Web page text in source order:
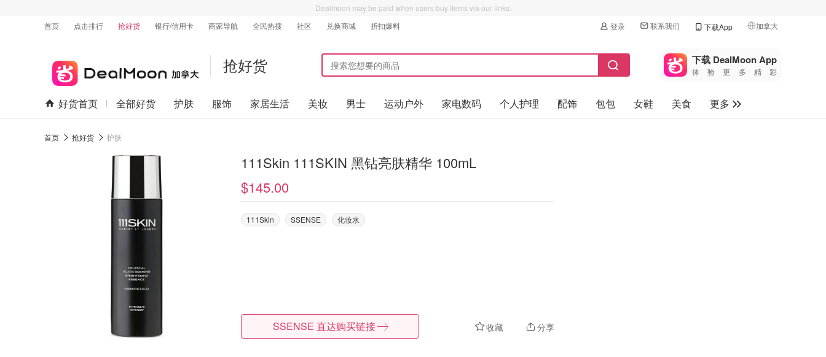
Dealmoon may be paid when users buy items via our links.
首页
点击排行 抢好货 银行/信用卡 商家导航 全民热搜 社区 兑换商城 折扣爆料 登录 联系我们 下载App 加拿大
🇺🇸
美国
🇨🇳中国
🇨🇦加拿大
抢好货 下载 DealMoon App
体验更多精彩
好货首页 全部好货 护肤 服饰 家居生活 美妆 男士 运动户外 家电数码 个人护理 配饰 包包 女鞋 美食
更多
首页 抢好货 护肤
111Skin 111SKIN 黑钻亮肤精华 100mL
$145.00
111Skin SSENSE 化妆水
收藏 分享
SSENSE 直达购买链接